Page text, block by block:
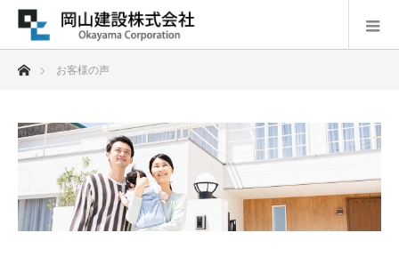
ホームお客様の声